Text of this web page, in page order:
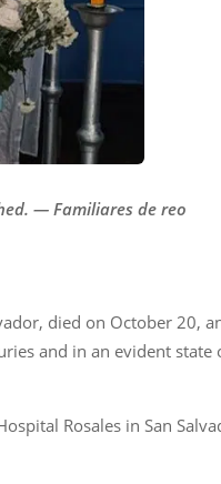
— Familiares de reo
died on October 20,
and in an evident state
Rosales in San